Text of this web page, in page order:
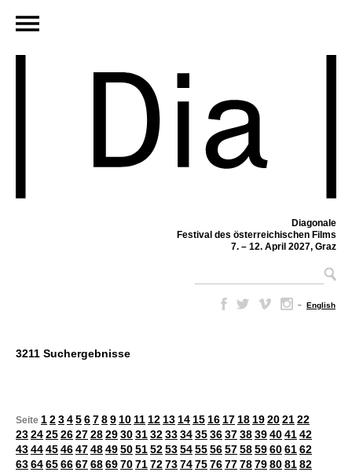
Diagonale
Festival des österreichischen Films
7. – 12. April 2027, Graz
– English
3211 Suchergebnisse
Seite 123456789 10 11 12 13 14 15 16 17 18 19202122
2324252627282930313233343536373839404142
4344454647484950515253545556575859606162
6364656667686970717273747576777879808182